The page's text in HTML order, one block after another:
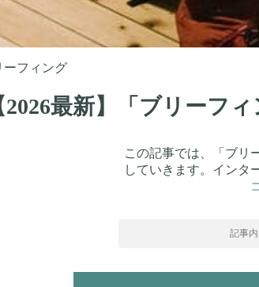
ーフィング
2026最新】「ブリーフ
この記事では、「ブリ
していきます。インタ
記事